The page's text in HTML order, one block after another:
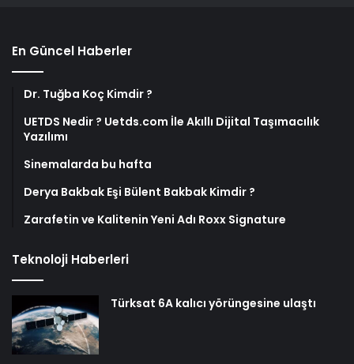
En Güncel Haberler
Dr. Tuğba Koç Kimdir ?
UETDS Nedir ? Uetds.com İle Akıllı Dijital Taşımacılık
Yazılımı
Sinemalarda bu hafta
Derya Bakbak Eşi Bülent Bakbak Kimdir ?
Zarafetin ve Kalitenin Yeni Adı Roxx Signature
Teknoloji Haberleri
Türksat 6A kalıcı yörüngesine ulaştı